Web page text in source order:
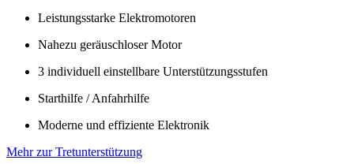
Leistungsstarke Elektromotoren
Nahezu geräuschloser Motor
3 individuell einstellbare Unterstützungsstufen
Starthilfe / Anfahrhilfe
Moderne und effiziente Elektronik
Mehr zur Tretunterstützung